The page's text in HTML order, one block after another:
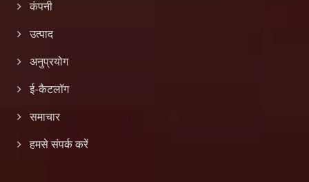
कंपनी
उत्पाद
अनुप्रयोग
ई-कैटलॉग
समाचार
हमसे संपर्क करें